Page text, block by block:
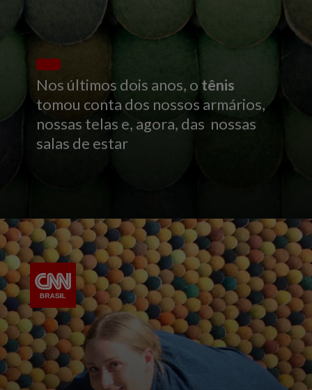
Nos últimos dois anos, o tênis
tomou conta dos nossos armários,
nossas telas e, agora, das nossas
salas de estar